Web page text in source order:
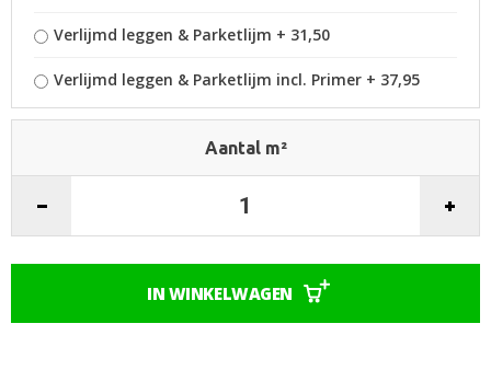
Verlijmd leggen & Parketlijm + 31,50
Verlijmd leggen & Parketlijm incl. Primer + 37,95
Aantal m²
IN WINKELWAGEN